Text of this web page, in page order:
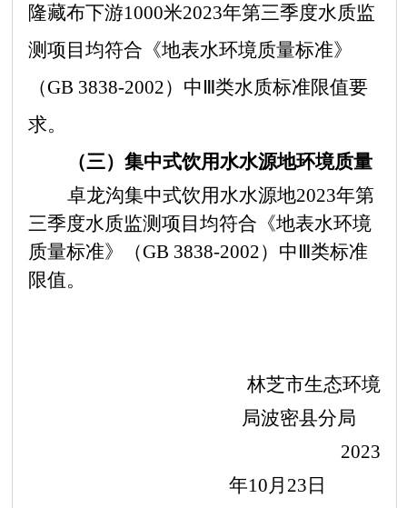
隆藏布下游1000米2023年第三季度水质监
测项目均符合《地表水环境质量标准》
（GB 3838-2002）中Ⅲ类水质标准限值要
求。
（三）集中式饮用水水源地环境质量
卓龙沟集中式饮用水水源地2023年第
三季度水质监测项目均符合《地表水环境
质量标准》（GB 3838-2002）中Ⅲ类标准
限值。
林芝市生态环境
局波密县分局
2023
年10月23日